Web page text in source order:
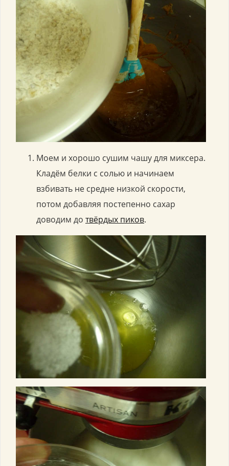
Моем и хорошо сушим чашу для миксера.
Кладём белки с солью и начинаем
взбивать не средне низкой скорости,
потом добавляя постепенно сахар
доводим до твёрдых пиков.